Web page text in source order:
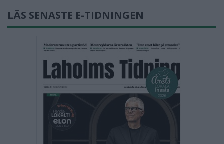
LÄS SENASTE E-TIDNINGEN